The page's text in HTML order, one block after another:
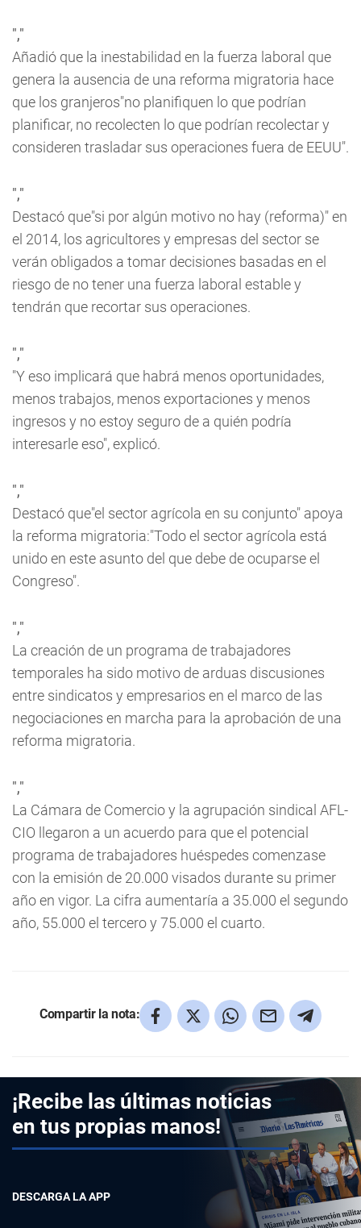
","
Añadió que la inestabilidad en la fuerza laboral que
genera la ausencia de una reforma migratoria hace
que los granjeros"no planifiquen lo que podrían
planificar, no recolecten lo que podrían recolectar y
consideren trasladar sus operaciones fuera de EEUU".
","
Destacó que"si por algún motivo no hay (reforma)" en
el 2014, los agricultores y empresas del sector se
verán obligados a tomar decisiones basadas en el
riesgo de no tener una fuerza laboral estable y
tendrán que recortar sus operaciones.
","
"Y eso implicará que habrá menos oportunidades,
menos trabajos, menos exportaciones y menos
ingresos y no estoy seguro de a quién podría
interesarle eso", explicó.
","
Destacó que"el sector agrícola en su conjunto" apoya
la reforma migratoria:"Todo el sector agrícola está
unido en este asunto del que debe de ocuparse el
Congreso".
","
La creación de un programa de trabajadores
temporales ha sido motivo de arduas discusiones
entre sindicatos y empresarios en el marco de las
negociaciones en marcha para la aprobación de una
reforma migratoria.
","
La Cámara de Comercio y la agrupación sindical AFL-
CIO llegaron a un acuerdo para que el potencial
programa de trabajadores huéspedes comenzase
con la emisión de 20.000 visados durante su primer
año en vigor. La cifra aumentaría a 35.000 el segundo
año, 55.000 el tercero y 75.000 el cuarto.
Compartir la nota:
¡Recibe las últimas noticias
en tus propias manos!
DESCARGA LA APP